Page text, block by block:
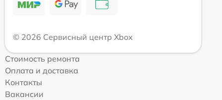
© 2026 Сервисный центр Xbox
Стоимость ремонта
Оплата и доставка
Контакты
Вакансии